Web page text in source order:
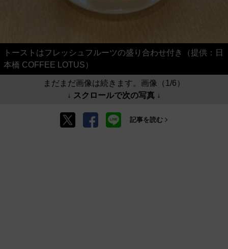
トーストはフレッシュフルーツの盛り合わせ付き（提供：日
本橋 COFFEE LOTUS）
まだまだ画像は続きます。画像（1/6）
↓ スクロールで次の写真 ↓
記事を読む